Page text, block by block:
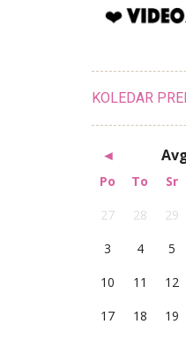
KOLEDAR
◄
Po To Sr
27
28 29
3
4 5
10
11 12
17
18 19